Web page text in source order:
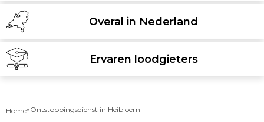
Overal in Nederland
Ervaren loodgieters
Home»Ontstoppingsdienst in Heibloem